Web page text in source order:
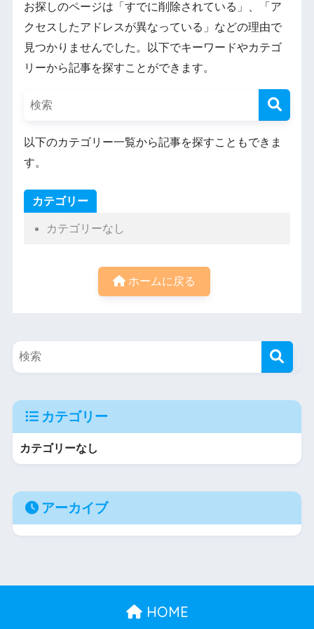
お探しのページは「すでに削除されている」、「ア
クセスしたアドレスが異なっている」などの理由で
見つかりませんでした。以下でキーワードやカテゴ
リーから記事を探すことができます。
以下のカテゴリー一覧から記事を探すこともできま
す。
カテゴリー
カテゴリーなし
ホームに戻る
カテゴリー
カテゴリーなし
アーカイブ
HOME